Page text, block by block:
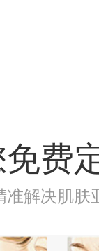
费
准解决肌肤